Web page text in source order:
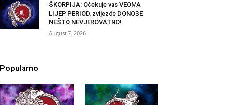
ŠKORPIJA: Očekuje vas VEOMA
LIJEP PERIOD, zvijezde DONOSE
NEŠTO NEVJEROVATNO!
August 7, 2026
Popularno